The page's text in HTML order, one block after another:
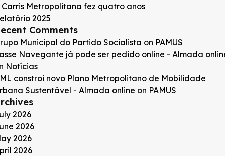
Carris Metropolitana fez quatro anos
2025
Comments
Municipal do Partido Socialista on PAMUS
Navegante já pode ser pedido online - Almada
Notícias
constroi novo Plano Metropolitano de Mobilidade
Sustentável - Almada online on PAMUS
2026
2026
2026
2026